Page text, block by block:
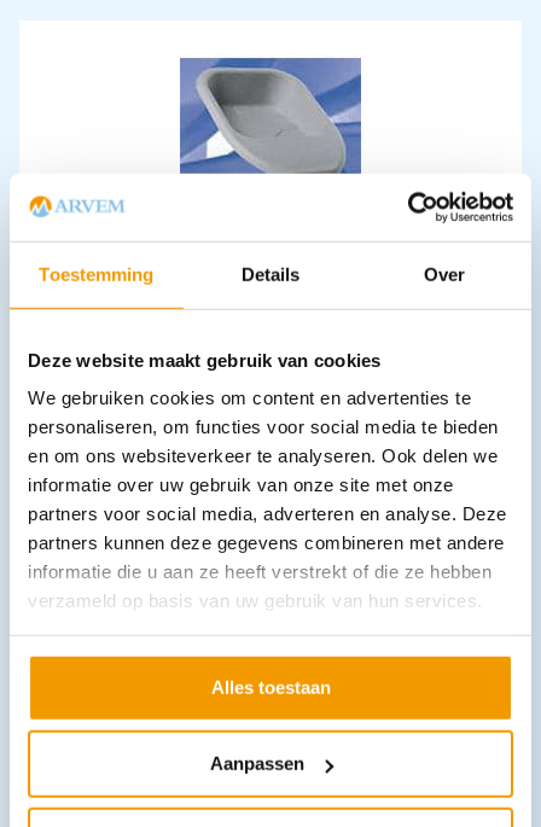
Toestemming Details Over
Deze website maakt gebruik van cookies
We gebruiken cookies om content en advertenties te
personaliseren, om functies voor social media te bieden
en om ons websiteverkeer te analyseren. Ook delen we
informatie over uw gebruik van onze site met onze
partners voor social media, adverteren en analyse. Deze
partners kunnen deze gegevens combineren met andere
informatie die u aan ze heeft verstrekt of die ze hebben
verzameld op basis van uw gebruik van hun services.
Alles toestaan
Aanpassen
42.39 excl. btw
In winkelwagen
Leverbaar
Deksel pulp voor disposable schuif /sloof ondersteek Ds 400
€93,05 incl. btw
76.9 excl. btw